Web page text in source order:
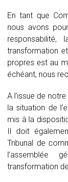
En tant que
nous avons
transformation
propres est au
échéant, nous
A l’issue de
la situation de
mis à la
Il doit
Tribunal de
l’assemblée
transformation